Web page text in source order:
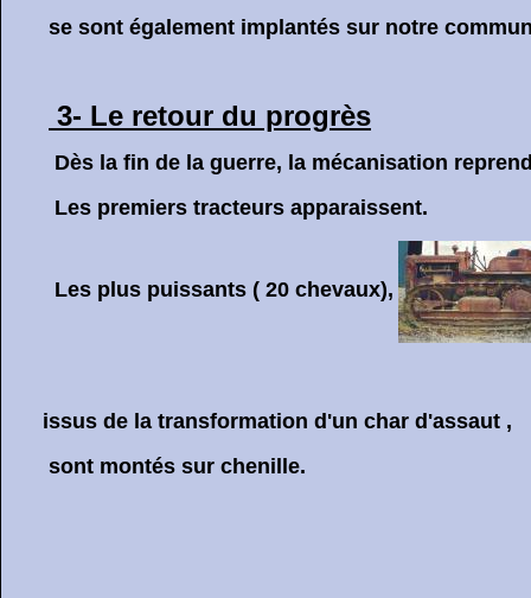
se sont également implantés sur notre
3- Le retour du progrès
Dès la fin de la guerre, la mécanisation reprend
Les premiers tracteurs apparaissent.
Les plus puissants ( 20 chevaux),
issus de la transformation d'un char d'assaut ,
sont montés sur chenille.